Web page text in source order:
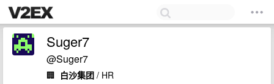
Suger7
@Suger7
🏢 白沙集团 / HR